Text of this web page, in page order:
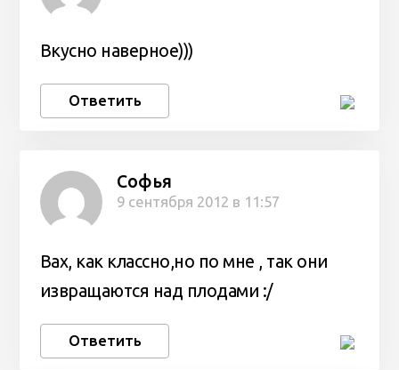
Вкусно наверное)))
Ответить
Софья
9 сентября 2012 в 11:57
Вах, как классно,но по мне , так они
извращаются над плодами :/
Ответить